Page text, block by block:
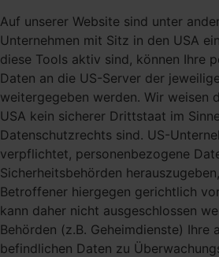
Auf unserer Website sind unter
Unternehmen mit Sitz in den USA
diese Tools aktiv sind, können Ihre
Daten an die US-Server der
weitergegeben werden. Wir weisen
USA kein sicherer Drittstaat im
Datenschutzrechts sind. US-
verpflichtet, personenbezogene
Sicherheitsbehörden
Betroffener hiergegen gerichtlich
kann daher nicht ausgeschlossen
Behörden (z.B. Geheimdienste) Ihre
befindlichen Daten zu